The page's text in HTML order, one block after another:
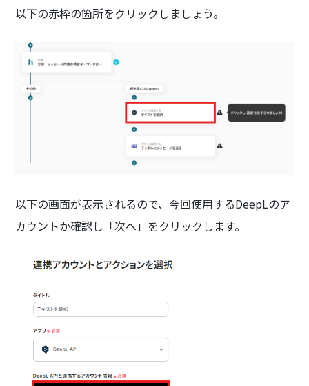
以下の赤枠の箇所をクリックしましょう。
以下の画面が表示されるので、今回使用するDeepLのア
カウントか確認し「次へ」をクリックします。